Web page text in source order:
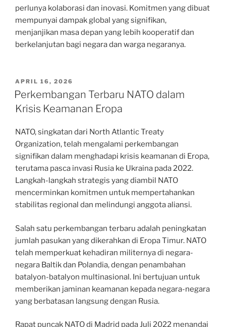
perlunya kolaborasi dan inovasi. Komitmen yang dibuat
mempunyai dampak global yang signifikan,
menjanjikan masa depan yang lebih kooperatif dan
berkelanjutan bagi negara dan warga negaranya.
POSTED
ON
APRIL 16, 2026
Perkembangan Terbaru NATO dalam
Krisis Keamanan Eropa
NATO, singkatan dari North Atlantic Treaty
Organization, telah mengalami perkembangan
signifikan dalam menghadapi krisis keamanan di Eropa,
terutama pasca invasi Rusia ke Ukraina pada 2022.
Langkah-langkah strategis yang diambil NATO
mencerminkan komitmen untuk mempertahankan
stabilitas regional dan melindungi anggota aliansi.
Salah satu perkembangan terbaru adalah peningkatan
jumlah pasukan yang dikerahkan di Eropa Timur. NATO
telah memperkuat kehadiran militernya di negara-
negara Baltik dan Polandia, dengan penambahan
batalyon-batalyon multinasional. Ini bertujuan untuk
memberikan jaminan keamanan kepada negara-negara
yang berbatasan langsung dengan Rusia.
Rapat puncak NATO di Madrid pada Juli 2022 menandai